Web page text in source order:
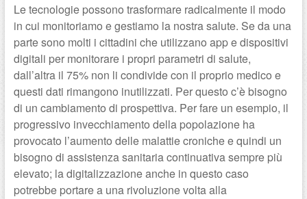
Le tecnologie possono trasformare radicalmente il modo
in cui monitoriamo e gestiamo la nostra salute. Se da una
parte sono molti i cittadini che utilizzano app e dispositivi
digitali per monitorare i propri parametri di salute,
dall’altra il 75% non li condivide con il proprio medico e
questi dati rimangono inutilizzati. Per questo c’è bisogno
di un cambiamento di prospettiva. Per fare un esempio, il
progressivo invecchiamento della popolazione ha
provocato l’aumento delle malattie croniche e quindi un
bisogno di assistenza sanitaria continuativa sempre più
elevato; la digitalizzazione anche in questo caso
potrebbe portare a una rivoluzione volta alla